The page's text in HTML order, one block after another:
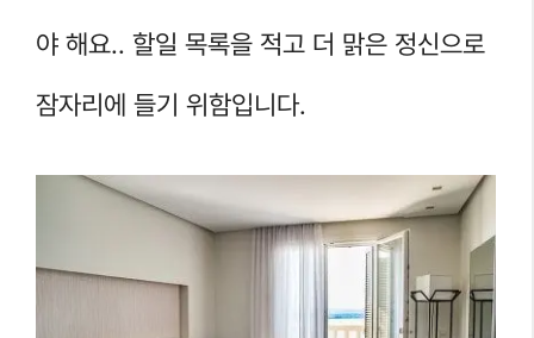
야 해요.. 할일 목록을 적고 더 맑은 정신으로
잠자리에 들기 위함입니다.